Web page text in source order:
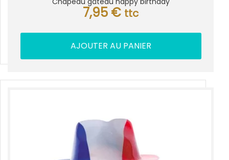
7,95 € ttc
AJOUTER AU PANIER